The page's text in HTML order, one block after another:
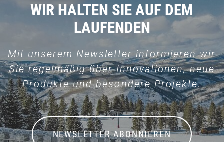
WIR HALTEN SIE AUF DEM
LAUFENDEN
Mit unserem Newsletter informieren wir
Sie regelmäßig über Innovationen, neue
Produkte und besondere Projekte.
NEWSLETTER ABONNIEREN